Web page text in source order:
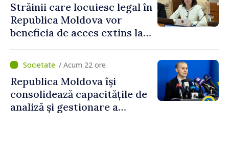
Străinii care locuiesc legal în
Republica Moldova vor
beneficia de acces extins la
socială și financiară
/ Acum 22 ore
Republica Moldova își
consolidează capacitățile de
analiză și gestionare a